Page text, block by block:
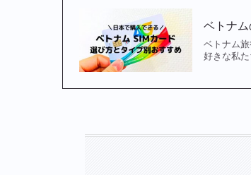
ベトナ
ベトナム
好きな私